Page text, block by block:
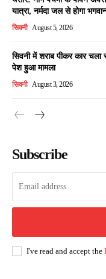
यात्रा, नर्मदा जल से होगा
सिवनी August 5, 2026
सिवनी में शराब पीकर कार
पेश हुआ मामला
सिवनी August 3, 2026
Subscribe
I've read and accept the